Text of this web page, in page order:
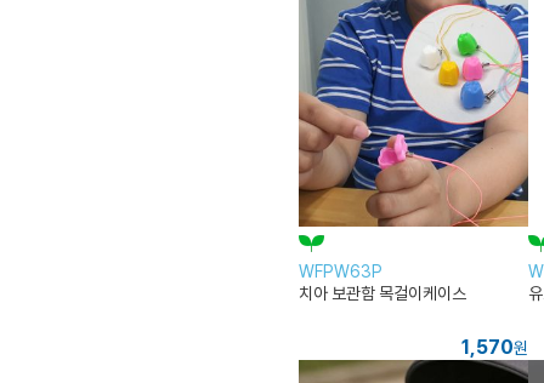
WFPW63P
치아 보관함 목걸이케이스
1,570원